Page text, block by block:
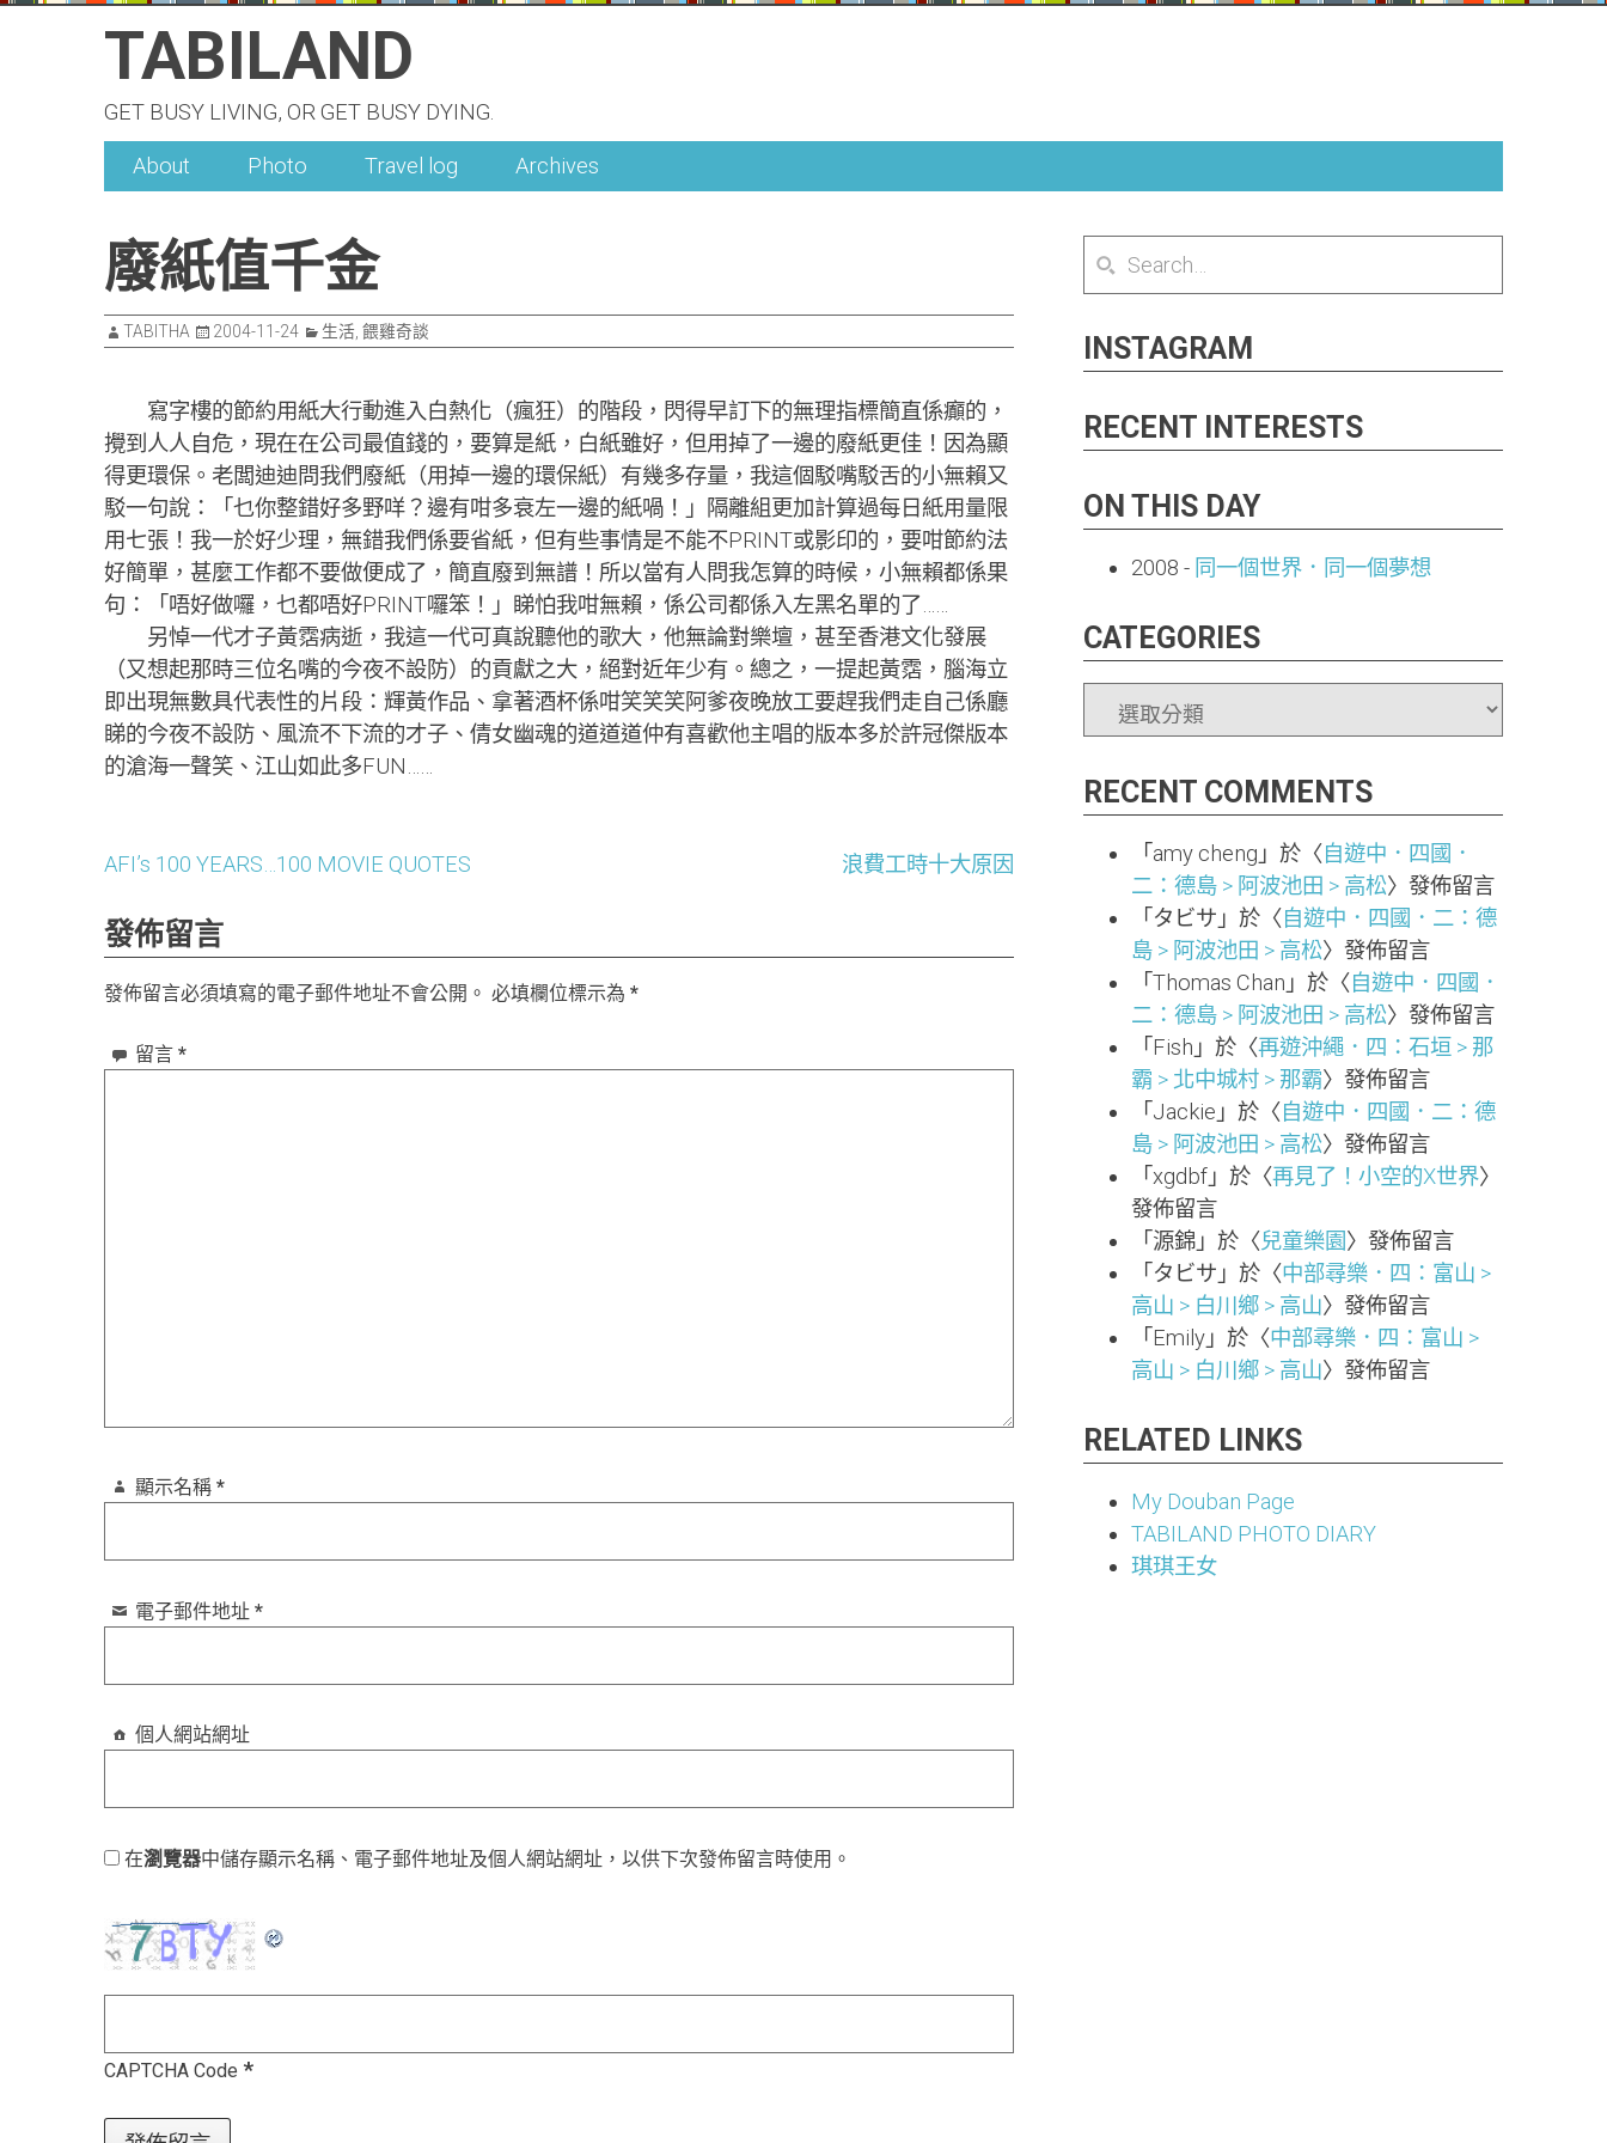
TABILAND
GET BUSY LIVING, OR GET BUSY DYING.
About Photo Travel log Archives
廢紙值千金
TABITHA 2004-11-24 生活 餵雞奇談
寫字樓的節約用紙大行動進入白熱化（瘋狂）的階段，閃得早訂下的無理指標簡直係癲的，
攪到人人自危，現在在公司最值錢的，要算是紙，白紙雖好，但用掉了一邊的廢紙更佳！因為顯
得更環保。老闆迪迪問我們廢紙（用掉一邊的環保紙）有幾多存量，我這個駁嘴駁舌的小無賴又
駁一句說：「乜你整錯好多野咩？邊有咁多衰左一邊的紙喎！」隔離組更加計算過每日紙用量限
用七張！我一於好少理，無錯我們係要省紙，但有些事情是不能不PRINT或影印的，要咁節約法
好簡單，甚麼工作都不要做便成了，簡直廢到無譜！所以當有人問我怎算的時候，小無賴都係果
句：「唔好做囉，乜都唔好PRINT囉笨！」睇怕我咁無賴，係公司都係入左黑名單的了……
另悼一代才子黃霑病逝，我這一代可真說聽他的歌大，他無論對樂壇，甚至香港文化發展
（又想起那時三位名嘴的今夜不設防）的貢獻之大，絕對近年少有。總之，一提起黃霑，腦海立
即出現無數具代表性的片段：輝黃作品、拿著酒杯係咁笑笑笑阿爹夜晚放工要趕我們走自己係廳
睇的今夜不設防、風流不下流的才子、倩女幽魂的道道道仲有喜歡他主唱的版本多於許冠傑版本
的滄海一聲笑、江山如此多FUN……
文
章
導
覽
AFI’s 100 YEARS…100 MOVIE QUOTES 浪費工時十大原因
發佈留言
發佈留言必須填寫的電子郵件地址不會公開。 必填欄位標示為 *
留言 *
顯示名稱 *
電子郵件地址 *
個人網站網址
在瀏覽器中儲存顯示名稱、電子郵件地址及個人網站網址，以供下次發佈留言時使用。
CAPTCHA Code *
INSTAGRAM
RECENT INTERESTS
ON THIS DAY
2008 - 同一個世界．同一個夢想
CATEGORIES
RECENT COMMENTS
「amy cheng 」於〈自遊中．四國．
二：德島 > 阿波池田 > 高松〉發佈留言
「タビサ 」於〈自遊中．四國．二：德
島 > 阿波池田 > 高松〉發佈留言
「Thomas Chan 」於〈自遊中．四國．
二：德島 > 阿波池田 > 高松〉發佈留言
「Fish 」於〈再遊沖繩．四：石垣 > 那
霸 > 北中城村 > 那霸〉發佈留言
「Jackie 」於〈自遊中．四國．二：德
島 > 阿波池田 > 高松〉發佈留言
「xgdbf 」於〈再見了！小空的X世界〉
發佈留言
「源錦 」於〈兒童樂園〉發佈留言
「タビサ 」於〈中部尋樂．四：富山 >
高山 > 白川鄉 > 高山〉發佈留言
「Emily 」於〈中部尋樂．四：富山 >
高山 > 白川鄉 > 高山〉發佈留言
RELATED LINKS
My Douban Page
TABILAND PHOTO DIARY
琪琪王女